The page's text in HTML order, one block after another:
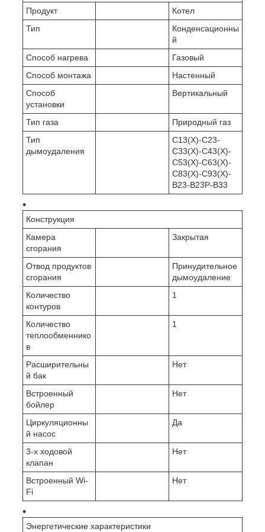
Продукт
Котел
Тип
Конденсационны
й
Способ нагрева
Газовый
Способ монтажа
Настенный
Способ
установки
Вертикальный
Тип газа
Природный газ
Тип
дымоудаления
C13(X)-C23-
C33(X)-C43(X)-
C53(X)-C63(X)-
C83(X)-C93(X)-
B23-B23P-B33
Конструкция
Камера
сгорания
Закрытая
Отвод продуктов
сгорания
Принудительное
дымоудаление
Количество
контуров
1
Количество
теплообменнико
в
1
Расширительны
й бак
Нет
Встроенный
бойлер
Нет
Циркуляционны
й насос
Да
3-х ходовой
клапан
Нет
Встроенный Wi-
Fi
Нет
Энергетические характеристики